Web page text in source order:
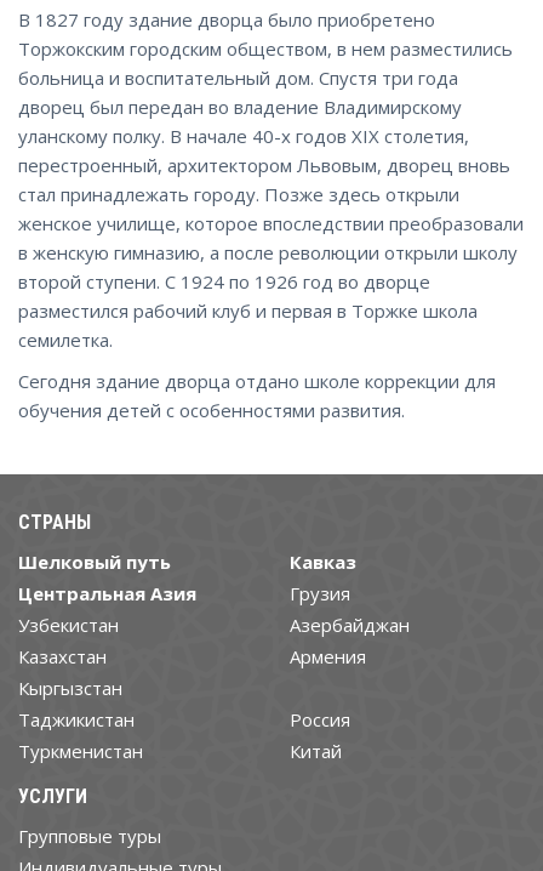
В 1827 году здание дворца было приобретено
Торжокским городским обществом, в нем разместились
больница и воспитательный дом. Спустя три года
дворец был передан во владение Владимирскому
уланскому полку. В начале 40-х годов XIX столетия,
перестроенный, архитектором Львовым, дворец вновь
стал принадлежать городу. Позже здесь открыли
женское училище, которое впоследствии преобразовали
в женскую гимназию, а после революции открыли школу
второй ступени. С 1924 по 1926 год во дворце
разместился рабочий клуб и первая в Торжке школа
семилетка.
Сегодня здание дворца отдано школе коррекции для
обучения детей с особенностями развития.
СТРАНЫ
Шелковый путь
Центральная Азия
Узбекистан
Казахстан
Кыргызстан
Таджикистан
Туркменистан
Кавказ
Грузия
Азербайджан
Армения
Россия
Китай
УСЛУГИ
Групповые туры